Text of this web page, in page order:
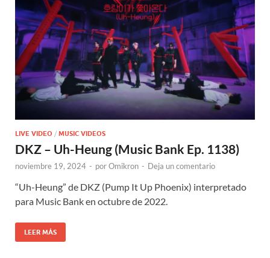
LIVE VIDEO / MUSIC VIDEOS
DKZ – Uh-Heung (Music Bank Ep. 1138)
noviembre 19, 2024 - porOmikron - Deja un comentario
“Uh-Heung” de DKZ (Pump It Up Phoenix) interpretado
para Music Bank en octubre de 2022.
LEER MÁS